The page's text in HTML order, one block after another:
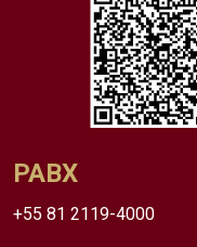
PABX
+55 81 2119-4000